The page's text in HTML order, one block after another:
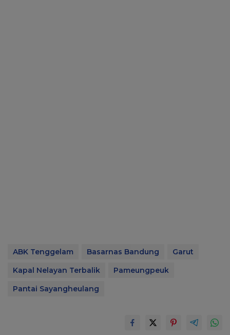
ABK Tenggelam Basarnas Bandung
Garut
Kapal Nelayan Terbalik
Pameungpeuk
Pantai Sayangheulang